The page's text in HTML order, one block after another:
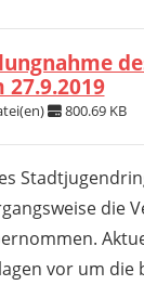
27.9.2019
800.69 KB
die
vor um die